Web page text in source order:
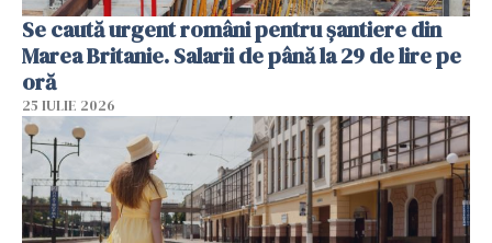
Se caută urgent români pentru șantiere din
Marea Britanie. Salarii de până la 29 de lire pe
oră
25 IULIE 2026